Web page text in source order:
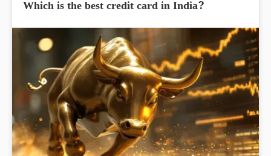
Which is the best credit card in India?